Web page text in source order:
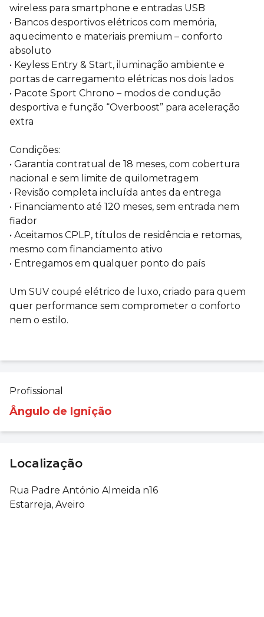
wireless para smartphone e entradas USB
• Bancos desportivos elétricos com memória,
aquecimento e materiais premium – conforto
absoluto
• Keyless Entry & Start, iluminação ambiente e
portas de carregamento elétricas nos dois lados
• Pacote Sport Chrono – modos de condução
desportiva e função “Overboost” para aceleração
extra
Condições:
• Garantia contratual de 18 meses, com cobertura
nacional e sem limite de quilometragem
• Revisão completa incluída antes da entrega
• Financiamento até 120 meses, sem entrada nem
fiador
• Aceitamos CPLP, títulos de residência e retomas,
mesmo com financiamento ativo
• Entregamos em qualquer ponto do país
Um SUV coupé elétrico de luxo, criado para quem
quer performance sem comprometer o conforto
nem o estilo.
Profissional
Ângulo de Ignição
Localização
Rua Padre António Almeida n16
Estarreja, Aveiro